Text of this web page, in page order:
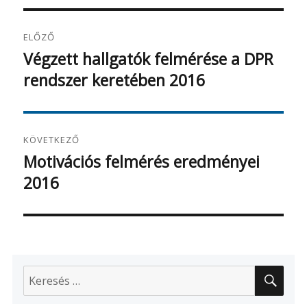
navigáció
ELŐZŐ
Korábbi
bejegyzés:
Végzett hallgatók felmérése a DPR
rendszer keretében 2016
KÖVETKEZŐ
Következő
bejegyzés:
Motivációs felmérés eredményei
2016
Keresés
a